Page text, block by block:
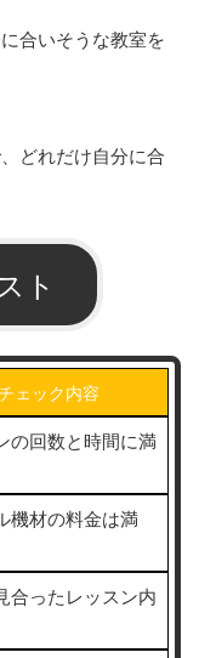
合いそうな教室を
どれだけ自分に合
ト
ェック内容
の回数と時間に満
機材の料金は満
合ったレッスン内